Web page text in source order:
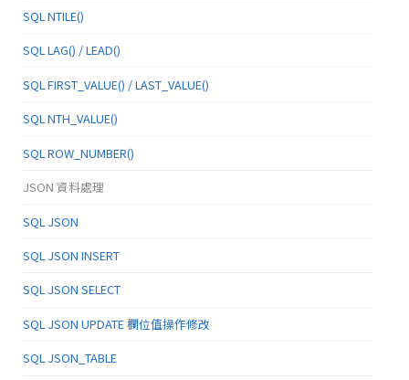
SQL NTILE()
SQL LAG() / LEAD()
SQL FIRST_VALUE() / LAST_VALUE()
SQL NTH_VALUE()
SQL ROW_NUMBER()
JSON 資料處理
SQL JSON
SQL JSON INSERT
SQL JSON SELECT
SQL JSON UPDATE 欄位值操作修改
SQL JSON_TABLE